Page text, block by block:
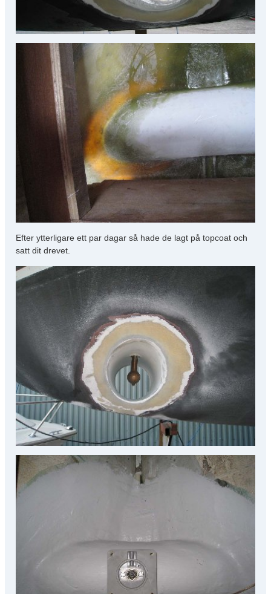
Efter ytterligare ett par dagar så hade de lagt på topcoat och
satt dit drevet.